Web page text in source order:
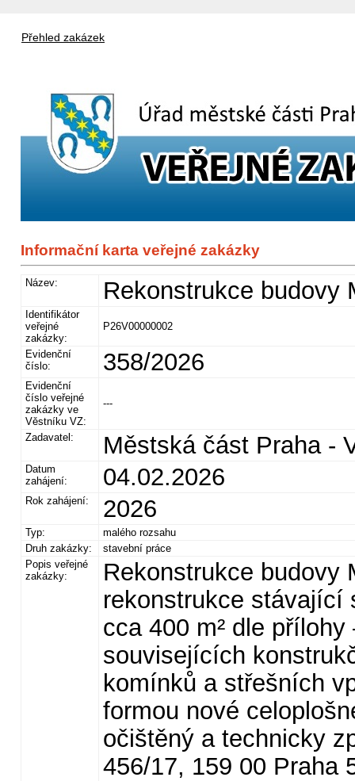
Přehled zakázek
Informační karta veřejné zakázky
Název: Rekonstrukce budovy
Identifikátor
veřejné
zakázky:
P26V00000002
Evidenční
číslo:
358/2026
Evidenční
číslo veřejné
zakázky ve
Věstníku VZ:
---
Zadavatel: Městská část Praha -
Datum
zahájení:
04.02.2026
Rok zahájení: 2026
Typ:
malého rozsahu
Druh zakázky:
stavební práce
Popis veřejné
zakázky:
Rekonstrukce budovy
rekonstrukce stávající
cca 400 m² dle
souvisejících
komínků a střešních
formou nové
očištěný a technicky
456/17, 159 00 Praha